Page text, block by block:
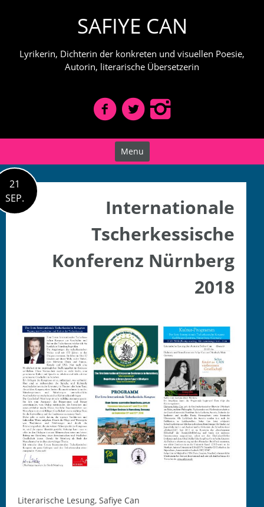
SAFIYE CAN
Lyrikerin, Dichterin der konkreten und visuellen Poesie,
Autorin, literarische Übersetzerin
Menu
21
SEP.
Internationale
Tscherkessische
Konferenz Nürnberg
2018
Literarische Lesung, Safiye Can